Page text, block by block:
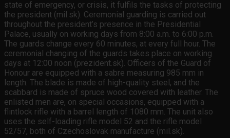
state of emergency, or crisis, it fulfils the tasks of protecting
the president (mil.sk). Ceremonial guarding is carried out
throughout the president’s presence in the Presidential
Palace, usually on working days from 8:00 a.m. to 6:00 p.m.
The guards change every 60 minutes, at every full hour. The
ceremonial changing of the guards takes place on working
days at 12:00 noon (prezident.sk). Officers of the Guard of
Honour are equipped with a sabre measuring 985 mm in
length. The blade is made of high-quality steel, and the
scabbard is made of spruce wood covered with leather. The
enlisted men are, on special occasions, equipped with a
flintlock rifle with a barrel length of 1080 mm. The unit also
uses the self-loading rifle model 52 and the rifle model
52/57, both of Czechoslovak manufacture (mil.sk).